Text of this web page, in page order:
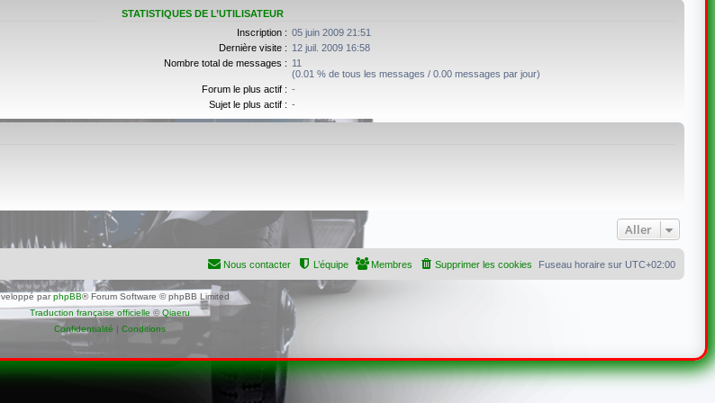
STATISTIQUES DE L’UTILISATEUR
Inscription : 05 juin 2009 21:51
Dernière visite : 12 juil. 2009 16:58
Nombre total de messages : 11
(0.01 % de tous les messages / 0.00 messages par jour)
Forum le plus actif : -
Sujet le plus actif : -
Aller
Fuseau horaire sur UTC+02:00
Supprimer les cookies
Membres
L’équipe
Nous contacter
parphpBB® Forum Software © phpBB Limited
Traduction française officielle ©Qiaeru
Confidentialité | Conditions